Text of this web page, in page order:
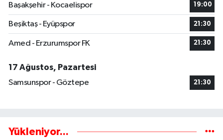
Başakşehir - Kocaelispor
19:00
Beşiktaş - Eyüpspor 21:30
Amed - Erzurumspor FK 21:30
17 Ağustos, Pazartesi
Samsunspor - Göztepe
21:30
Yükleniyor...